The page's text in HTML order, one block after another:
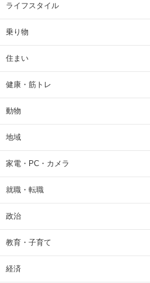
ライフスタイル
乗り物
住まい
健康・筋トレ
動物
地域
家電・PC・カメラ
就職・転職
政治
教育・子育て
経済